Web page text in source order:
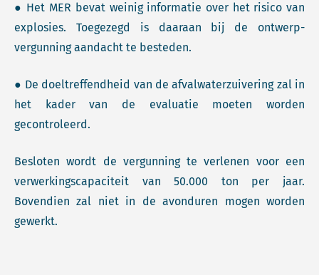
● Het MER bevat weinig informatie over het risico van
explosies. Toegezegd is daaraan bij de ontwerp-
vergunning aandacht te besteden.
● De doeltreffendheid van de afvalwaterzuivering zal in
het kader van de evaluatie moeten worden
gecontroleerd.
Besloten wordt de vergunning te verlenen voor een
verwerkingscapaciteit van 50.000 ton per jaar.
Bovendien zal niet in de avonduren mogen worden
gewerkt.